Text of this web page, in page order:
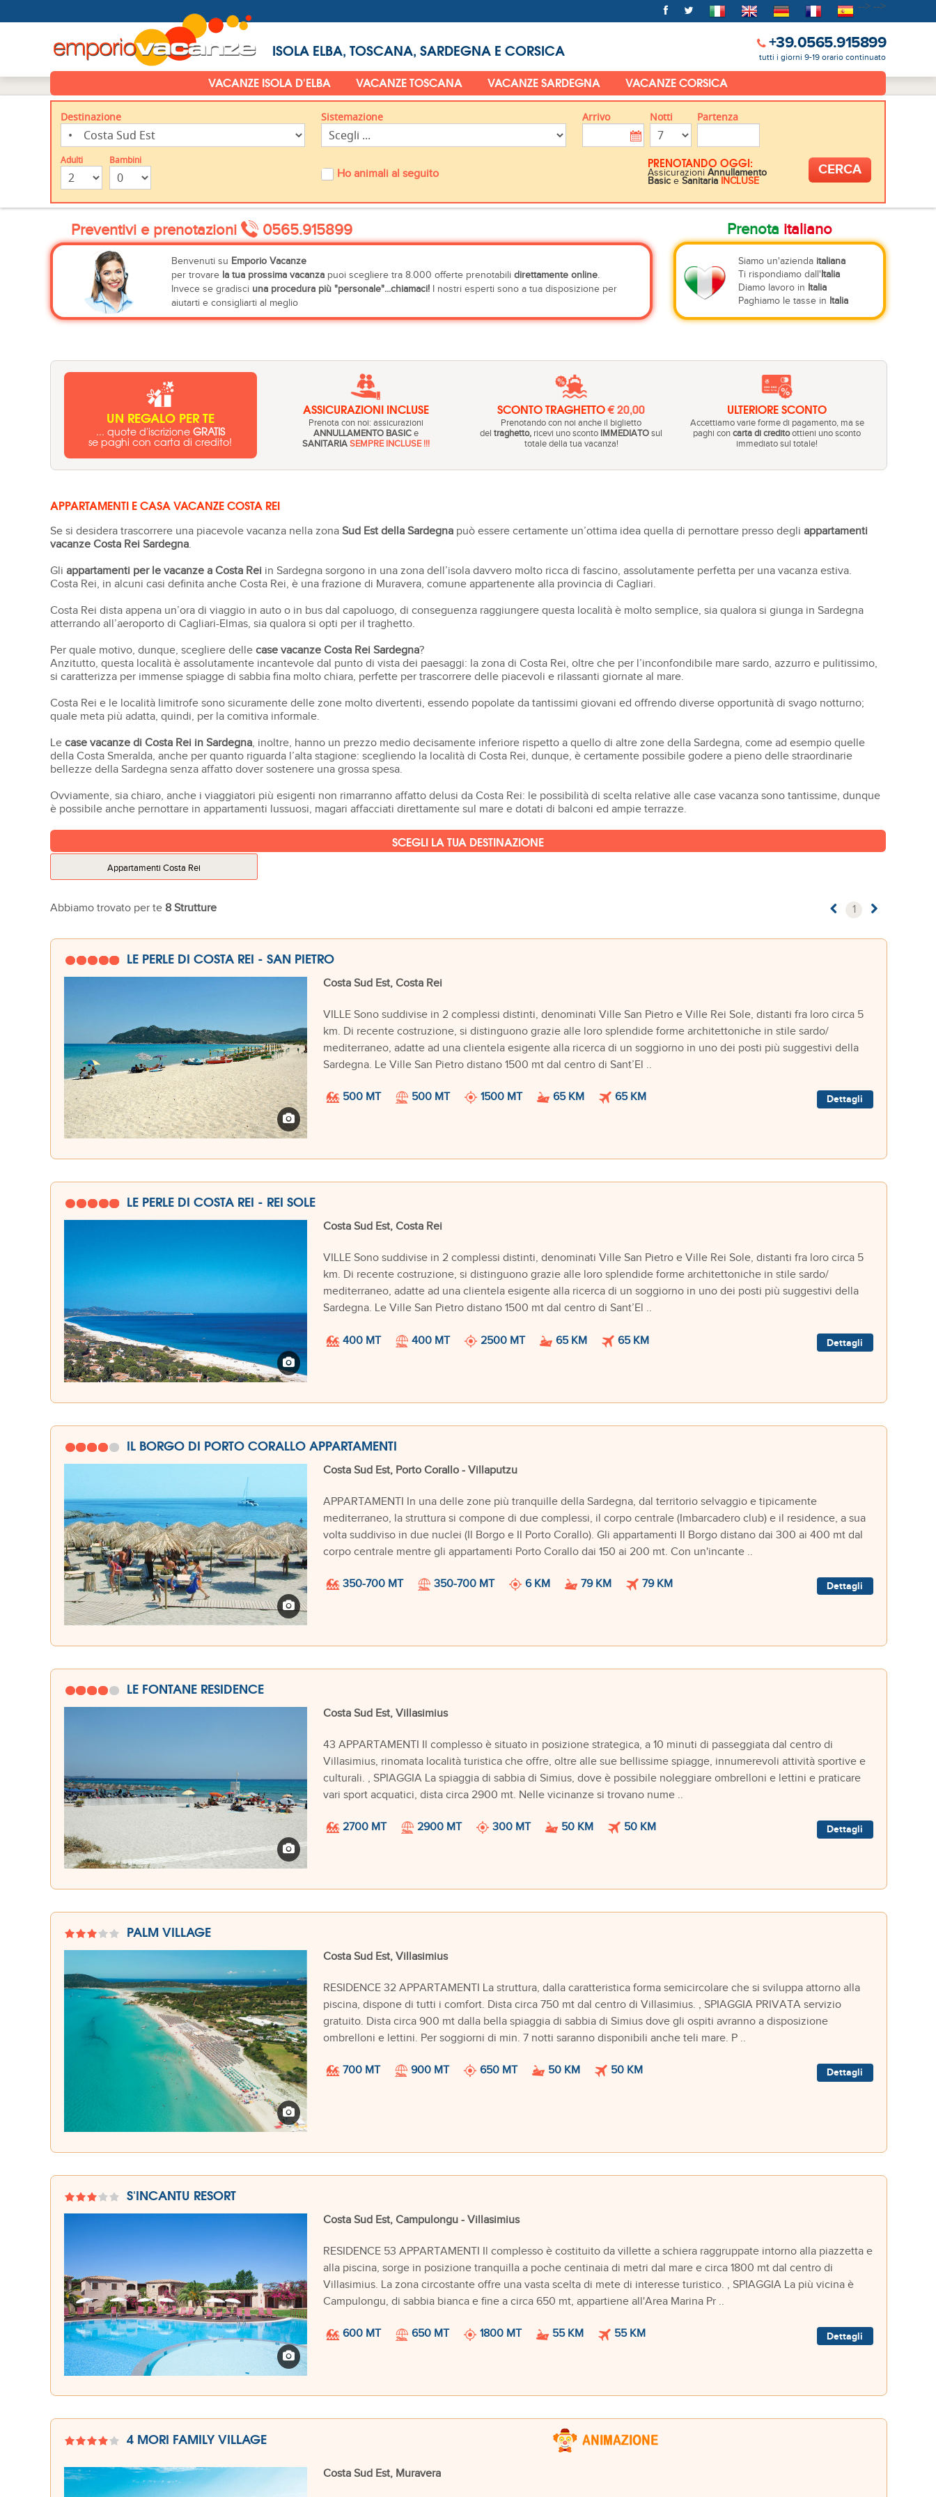
--> -->
ISOLA ELBA, TOSCANA, SARDEGNA E CORSICA +39.0565.915899
tutti i giorni 9-19 orario continuato
VACANZE ISOLA D'ELBA VACANZE TOSCANA VACANZE SARDEGNA VACANZE CORSICA
Destinazione Sistemazione Arrivo Notti Partenza
Adulti Bambini
Ho animali al seguito
PRENOTANDO OGGI:
AssicurazioniAnnullamento
Basic eSanitaria INCLUSE
Preventivi e prenotazioni 0565.915899
Benvenuti su Emporio Vacanze
per trovare la tua prossima vacanza puoi scegliere tra 8.000 offerte prenotabilidirettamente online.
Invece se gradisci una procedura più "personale"...chiamaci! I nostri esperti sono a tua disposizione per
aiutarti e consigliarti al meglio
Prenota italiano
Siamo un'azienda italiana
Ti rispondiamo dall'Italia
Diamo lavoro in Italia
Paghiamo le tasse in Italia
UN REGALO PER TE
... quote d'iscrizioneGRATIS
se paghi con carta di credito!
ASSICURAZIONI INCLUSE
Prenota con noi: assicurazioni
ANNULLAMENTO BASIC e
SANITARIA SEMPRE INCLUSE !!!
SCONTO TRAGHETTO€ 20,00
Prenotando con noi anche il biglietto
deltraghetto, ricevi uno sconto IMMEDIATOsul
totale della tua vacanza!
ULTERIORE SCONTO
Accettiamo varie forme di pagamento, ma se
paghi con carta di creditoottieni uno sconto
immediato sul totale!
APPARTAMENTI E CASA VACANZE COSTA REI
Se si desidera trascorrere una piacevole vacanza nella zona Sud Est della Sardegna può essere certamente un’ottima idea quella di pernottare presso degli appartamenti
vacanze Costa Rei Sardegna.
Gli appartamenti per le vacanze a Costa Rei in Sardegna sorgono in una zona dell’isola davvero molto ricca di fascino, assolutamente perfetta per una vacanza estiva.
Costa Rei, in alcuni casi definita anche Costa Rei, è una frazione di Muravera, comune appartenente alla provincia di Cagliari.
Costa Rei dista appena un’ora di viaggio in auto o in bus dal capoluogo, di conseguenza raggiungere questa località è molto semplice, sia qualora si giunga in Sardegna
atterrando all’aeroporto di Cagliari-Elmas, sia qualora si opti per il traghetto.
Per quale motivo, dunque, scegliere delle case vacanze Costa Rei Sardegna?
Anzitutto, questa località è assolutamente incantevole dal punto di vista dei paesaggi: la zona di Costa Rei, oltre che per l’inconfondibile mare sardo, azzurro e pulitissimo,
si caratterizza per immense spiagge di sabbia fina molto chiara, perfette per trascorrere delle piacevoli e rilassanti giornate al mare.
Costa Rei e le località limitrofe sono sicuramente delle zone molto divertenti, essendo popolate da tantissimi giovani ed offrendo diverse opportunità di svago notturno;
quale meta più adatta, quindi, per la comitiva informale.
Le case vacanze di Costa Rei in Sardegna, inoltre, hanno un prezzo medio decisamente inferiore rispetto a quello di altre zone della Sardegna, come ad esempio quelle
della Costa Smeralda, anche per quanto riguarda l’alta stagione: scegliendo la località di Costa Rei, dunque, è certamente possibile godere a pieno delle straordinarie
bellezze della Sardegna senza affatto dover sostenere una grossa spesa.
Ovviamente, sia chiaro, anche i viaggiatori più esigenti non rimarranno affatto delusi da Costa Rei: le possibilità di scelta relative alle case vacanza sono tantissime, dunque
è possibile anche pernottare in appartamenti lussuosi, magari affacciati direttamente sul mare e dotati di balconi ed ampie terrazze.
SCEGLI LA TUA DESTINAZIONE
Appartamenti Costa Rei
Abbiamo trovato per te 8 Strutture 1
LE PERLE DI COSTA REI - SAN PIETRO
Costa Sud Est, Costa Rei
VILLE Sono suddivise in 2 complessi distinti, denominati Ville San Pietro e Ville Rei Sole, distanti fra loro circa 5
km. Di recente costruzione, si distinguono grazie alle loro splendide forme architettoniche in stile sardo/
mediterraneo, adatte ad una clientela esigente alla ricerca di un soggiorno in uno dei posti più suggestivi della
Sardegna. Le Ville San Pietro distano 1500 mt dal centro di Sant’El ..
500 MT 500 MT 1500 MT 65 KM 65 KM Dettagli
LE PERLE DI COSTA REI - REI SOLE
Costa Sud Est, Costa Rei
VILLE Sono suddivise in 2 complessi distinti, denominati Ville San Pietro e Ville Rei Sole, distanti fra loro circa 5
km. Di recente costruzione, si distinguono grazie alle loro splendide forme architettoniche in stile sardo/
mediterraneo, adatte ad una clientela esigente alla ricerca di un soggiorno in uno dei posti più suggestivi della
Sardegna. Le Ville San Pietro distano 1500 mt dal centro di Sant’El ..
400 MT 400 MT 2500 MT 65 KM 65 KM Dettagli
IL BORGO DI PORTO CORALLO APPARTAMENTI
Costa Sud Est, Porto Corallo - Villaputzu
APPARTAMENTI In una delle zone più tranquille della Sardegna, dal territorio selvaggio e tipicamente
mediterraneo, la struttura si compone di due complessi, il corpo centrale (Imbarcadero club) e il residence, a sua
volta suddiviso in due nuclei (Il Borgo e Il Porto Corallo). Gli appartamenti Il Borgo distano dai 300 ai 400 mt dal
corpo centrale mentre gli appartamenti Porto Corallo dai 150 ai 200 mt. Con un'incante ..
350-700 MT 350-700 MT 6 KM 79 KM 79 KM Dettagli
LE FONTANE RESIDENCE
Costa Sud Est, Villasimius
43 APPARTAMENTI Il complesso è situato in posizione strategica, a 10 minuti di passeggiata dal centro di
Villasimius, rinomata località turistica che offre, oltre alle sue bellissime spiagge, innumerevoli attività sportive e
culturali. , SPIAGGIA La spiaggia di sabbia di Simius, dove è possibile noleggiare ombrelloni e lettini e praticare
vari sport acquatici, dista circa 2900 mt. Nelle vicinanze si trovano nume ..
2700 MT 2900 MT 300 MT 50 KM 50 KM Dettagli
PALM VILLAGE
Costa Sud Est, Villasimius
RESIDENCE 32 APPARTAMENTI La struttura, dalla caratteristica forma semicircolare che si sviluppa attorno alla
piscina, dispone di tutti i comfort. Dista circa 750 mt dal centro di Villasimius. , SPIAGGIA PRIVATA servizio
gratuito. Dista circa 900 mt dalla bella spiaggia di sabbia di Simius dove gli ospiti avranno a disposizione
ombrelloni e lettini. Per soggiorni di min. 7 notti saranno disponibili anche teli mare. P ..
700 MT 900 MT 650 MT 50 KM 50 KM Dettagli
S'INCANTU RESORT
Costa Sud Est, Campulongu - Villasimius
RESIDENCE 53 APPARTAMENTI Il complesso è costituito da villette a schiera raggruppate intorno alla piazzetta e
alla piscina, sorge in posizione tranquilla a poche centinaia di metri dal mare e circa 1800 mt dal centro di
Villasimius. La zona circostante offre una vasta scelta di mete di interesse turistico. , SPIAGGIA La più vicina è
Campulongu, di sabbia bianca e fine a circa 650 mt, appartiene all'Area Marina Pr ..
600 MT 650 MT 1800 MT 55 KM 55 KM Dettagli
4 MORI FAMILY VILLAGE
Costa Sud Est, Muravera